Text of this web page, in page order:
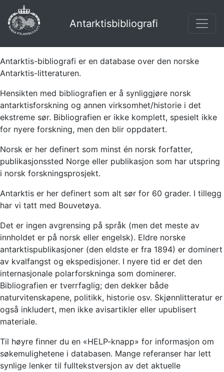
Antarktisbibliografi
Antarktis-bibliografi er en database over den norske
Antarktis-litteraturen.
Hensikten med bibliografien er å synliggjøre norsk
antarktisforskning og annen virksomhet/historie i det
ekstreme sør. Bibliografien er ikke komplett, spesielt ikke
for nyere forskning, men den blir oppdatert.
Norsk er her definert som minst én norsk forfatter,
publikasjonssted Norge eller publikasjon som har utspring
i norsk forskningsprosjekt.
Antarktis er her definert som alt sør for 60 grader. I tillegg
har vi tatt med Bouvetøya.
Det er ingen avgrensing på språk (men det meste av
innholdet er på norsk eller engelsk). Eldre norske
antarktispublikasjoner (den eldste er fra 1894) er dominert
av kvalfangst og ekspedisjoner. I nyere tid er det den
internasjonale polarforskninga som dominerer.
Bibliografien er tverrfaglig; den dekker både
naturvitenskapene, politikk, historie osv. Skjønnlitteratur er
også inkludert, men ikke avisartikler eller upublisert
materiale.
Til høyre finner du en «HELP-knapp» for informasjon om
søkemulighetene i databasen. Mange referanser har lett
synlige lenker til fulltekstversjon av det aktuelle